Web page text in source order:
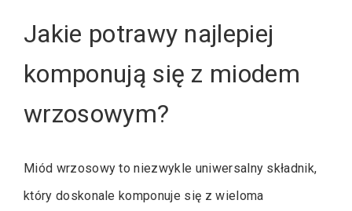
Jakie potrawy najlepiej
komponują się z miodem
wrzosowym?
Miód wrzosowy to niezwykle uniwersalny składnik,
który doskonale komponuje się z wieloma